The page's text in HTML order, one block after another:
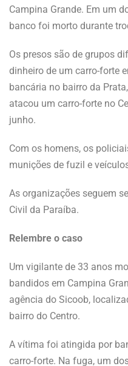
Campina Grande. Em um
banco foi morto durante
Os presos são de grupos
dinheiro de um carro-forte
bancária no bairro da
atacou um carro-forte no
junho.
Com os homens, os
munições de fuzil e
As organizações seguem
Civil da Paraíba.
Relembre o caso
Um vigilante de 33 anos
bandidos em Campina
agência do Sicoob,
bairro do Centro.
A vítima foi atingida por
carro-forte. Na fuga, um